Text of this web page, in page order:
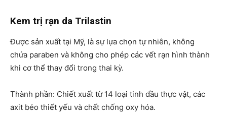
Kem trị rạn da Trilastin
Được sản xuất tại Mỹ, là sự lựa chọn tự nhiên, không
chứa paraben và không cho phép các vết rạn hình thành
khi cơ thể thay đổi trong thai kỳ.
Thành phần: Chiết xuất từ 14 loại tinh dầu thực vật, các
axit béo thiết yếu và chất chống oxy hóa.